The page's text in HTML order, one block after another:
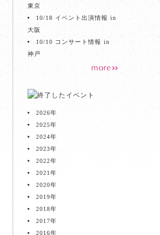
東京
10/18 イベント出演情報 in
大阪
10/10 コンサート情報 in
神戸
2026年
2025年
2024年
2023年
2022年
2021 年
2020年
2019年
2018年
2017年
2016年